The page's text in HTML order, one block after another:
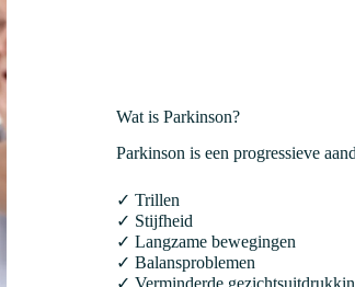
Wat is Parkinson?
Parkinson is een progressieve
✓ Trillen
✓ Stijfheid
✓ Langzame bewegingen
✓ Balansproblemen